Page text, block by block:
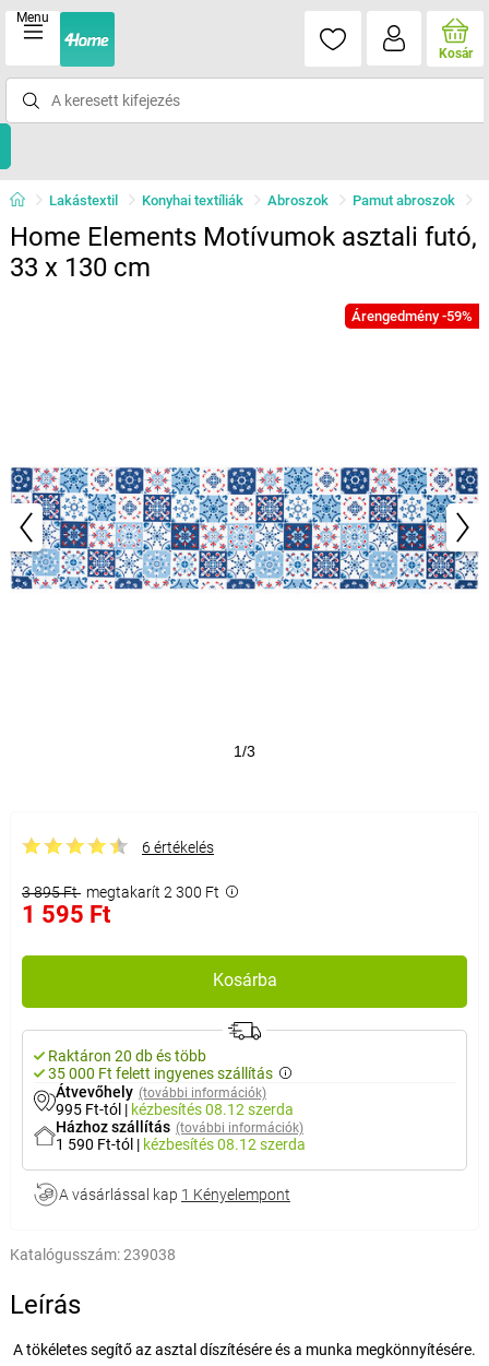
Menu
Kosár
Lakástextil Konyhai textíliák Abroszok Pamut abroszok
Home Elements Motívumok asztali futó,
33 x 130 cm
Árengedmény -59%
1/3
6 értékelés
3 895 Ft megtakarít 2 300 Ft
1 595 Ft
Kosárba
Raktáron 20 db és több
35 000 Ft felett ingyenes szállítás
Átvevőhely (további információk)
995 Ft-tól | kézbesítés08.12 szerda
Házhoz szállítás (további információk)
1 590 Ft-tól | kézbesítés08.12 szerda
A vásárlással kap 1 Kényelempont
Katalógusszám:239038
Leírás
A tökéletes segítő az asztal díszítésére és a munka megkönnyítésére.